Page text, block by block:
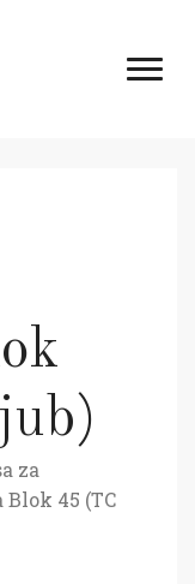
za
45 (TC